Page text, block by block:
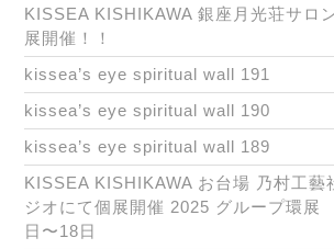
KISSEA KISHIKAWA 銀座月光荘サロ
展開催！！
kissea’s eye spiritual wall 191
kissea’s eye spiritual wall 190
kissea’s eye spiritual wall 189
KISSEA KISHIKAWA お台場 乃村工藝
ジオにて個展開催 2025 グループ環
日〜18日